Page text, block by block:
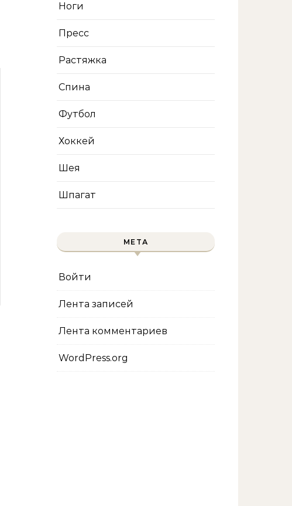
Ноги
Пресс
Растяжка
Спина
Футбол
Хоккей
Шея
Шпагат
МЕТА
Войти
Лента записей
Лента комментариев
WordPress.org